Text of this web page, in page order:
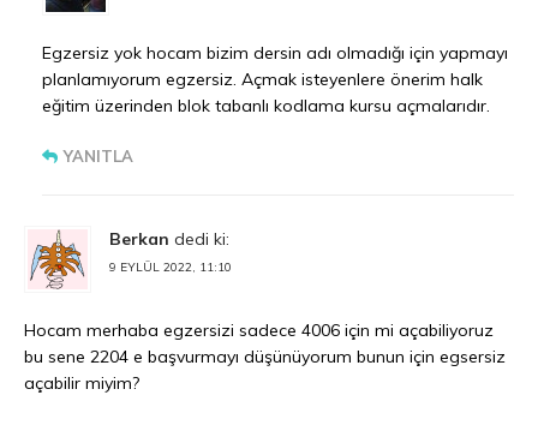
Egzersiz yok hocam bizim dersin adı olmadığı için yapmayı
planlamıyorum egzersiz. Açmak isteyenlere önerim halk
eğitim üzerinden blok tabanlı kodlama kursu açmalarıdır.
YANITLA
Berkan dedi ki:
9 EYLÜL 2022, 11:10
Hocam merhaba egzersizi sadece 4006 için mi açabiliyoruz
bu sene 2204 e başvurmayı düşünüyorum bunun için egsersiz
açabilir miyim?